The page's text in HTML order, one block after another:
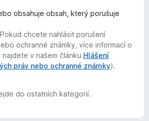
F
r
e
f
x
obsahuje obsah, který porušuje
chcete nahlásit porušení
ochranné známky, více informací o
v našem článku Hlášení
práv nebo ochranné známky).
do ostatních kategorií.